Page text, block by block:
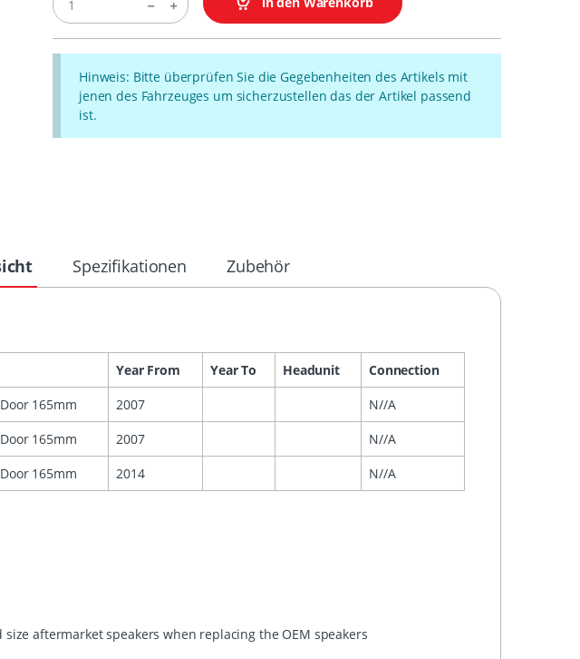
Hinweis: Bitte überprüfen Sie die Gegebenheiten des Artikels mit
jenen des Fahrzeuges um sicherzustellen das der Artikel passend
ist.
Spezifikationen Zubehör
Year From Year To Headunit
Connection
165mm 2007
N//A
165mm 2007
N//A
165mm 2014 N//A
aftermarket speakers when replacing the OEM speakers